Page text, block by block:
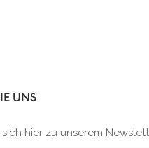
UNS
sich hier zu unserem